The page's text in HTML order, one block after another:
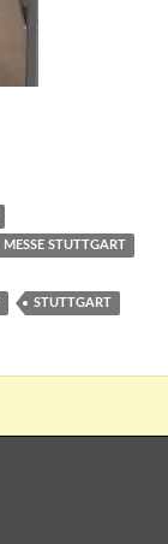
MESSE STUTTGART
STUTTGART